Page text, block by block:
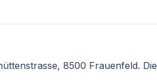
8500 Frauenfeld. Die